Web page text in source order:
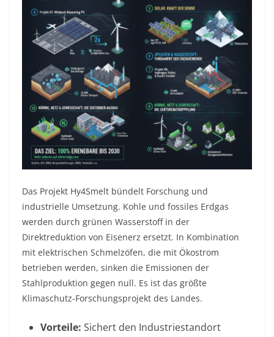
Das Projekt Hy4Smelt bündelt Forschung und
industrielle Umsetzung. Kohle und fossiles Erdgas
werden durch grünen Wasserstoff in der
Direktreduktion von Eisenerz ersetzt. In Kombination
mit elektrischen Schmelzöfen, die mit Ökostrom
betrieben werden, sinken die Emissionen der
Stahlproduktion gegen null. Es ist das größte
Klimaschutz-Forschungsprojekt des Landes.
Vorteile: Sichert den Industriestandort